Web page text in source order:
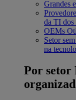
Grandes
da TI dos
OEMs
Setor
na
Por setor